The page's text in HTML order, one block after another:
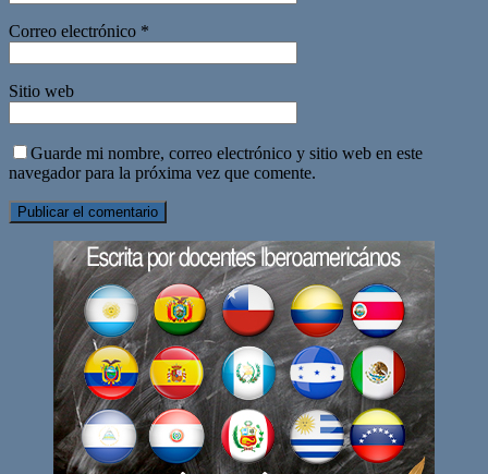
Correo electrónico *
Sitio web
Guarde mi nombre, correo electrónico y sitio web en este
navegador para la próxima vez que comente.